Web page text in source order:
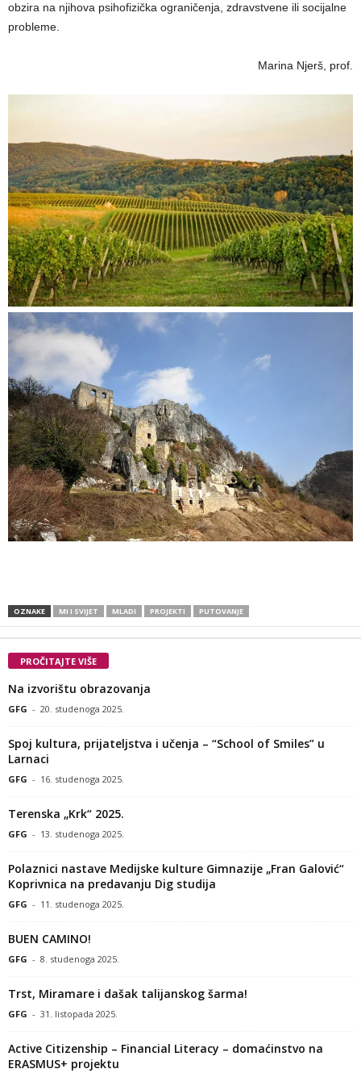
obzira na njihova psihofizička ograničenja, zdravstvene ili socijalne
probleme.
Marina Njerš, prof.
OZNAKE MI I SVIJET MLADI PROJEKTI PUTOVANJE
PROČITAJTE VIŠE
Na izvorištu obrazovanja
GFG - 20. studenoga 2025.
Spoj kultura, prijateljstva i učenja – “School of Smiles” u
Larnaci
GFG - 16. studenoga 2025.
Terenska „Krk“ 2025.
GFG - 13. studenoga 2025.
Polaznici nastave Medijske kulture Gimnazije „Fran Galović“
Koprivnica na predavanju Dig studija
GFG - 11. studenoga 2025.
BUEN CAMINO!
GFG - 8. studenoga 2025.
Trst, Miramare i dašak talijanskog šarma!
GFG - 31. listopada 2025.
Active Citizenship – Financial Literacy – domaćinstvo na
ERASMUS+ projektu